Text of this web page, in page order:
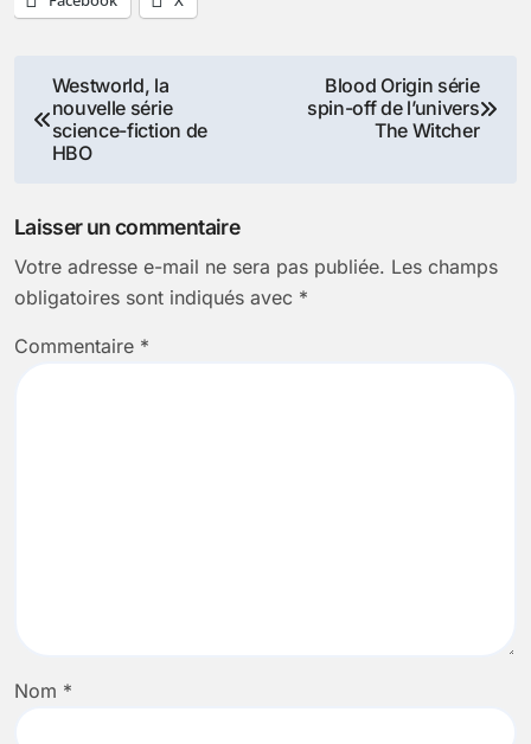
Navigation
de
Westworld, la
nouvelle série
science-fiction de
HBO
Blood Origin série
spin-off de l’univers
The Witcher
Laisser un commentaire
Votre adresse e-mail ne sera pas publiée. Les champs
obligatoires sont indiqués avec *
Commentaire *
Nom *